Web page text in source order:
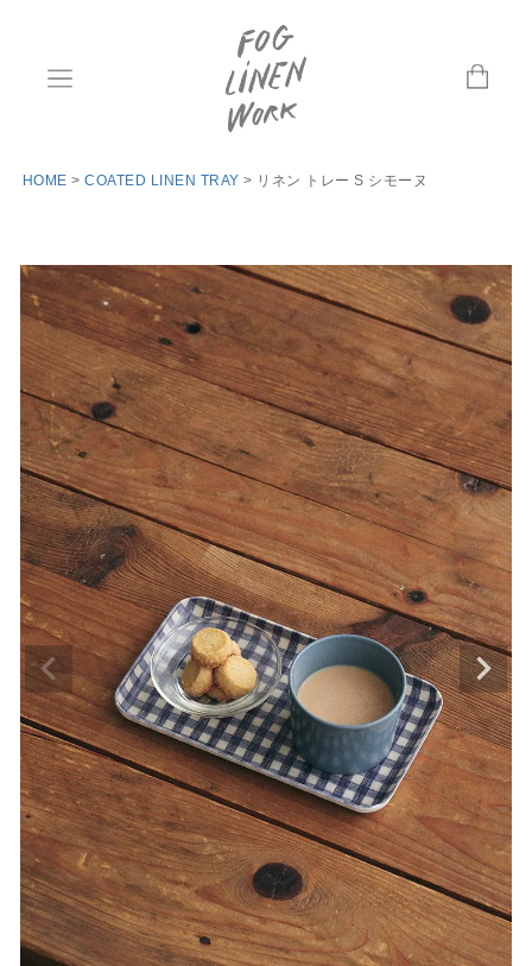
HOME COATED LINEN TRAY リネン トレー S シモーヌ